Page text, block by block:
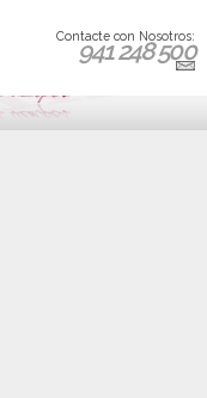
Contacte con Nosotros:
941 248 500